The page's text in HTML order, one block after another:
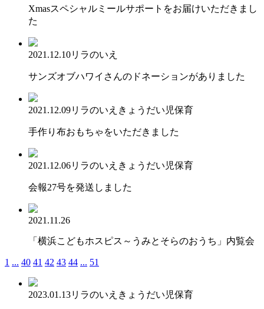
Xmasスペシャルミールサポートをお届けいただきまし
た
2021.12.10リラのいえ
サンズオブハワイさんのドネーションがありました
2021.12.09リラのいえ きょうだい児保育
手作り布おもちゃをいただきました
2021.12.06リラのいえ きょうだい児保育
会報27号を発送しました
2021.11.26
「横浜こどもホスピス～うみとそらのおうち」内覧会
1 ... 40 41 42 43 44 ... 51
2023.01.13リラのいえ きょうだい児保育